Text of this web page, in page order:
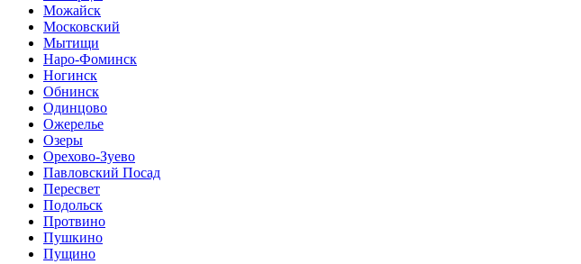
Можайск
Московский
Мытищи
Наро-Фоминск
Ногинск
Обнинск
Одинцово
Ожерелье
Озеры
Орехово-Зуево
Павловский Посад
Пересвет
Подольск
Протвино
Пушкино
Пущино